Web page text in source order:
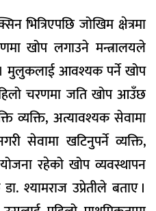
भित्रिएपछि जोखिम क्षेत्रमा
खोप लगाउने मन्त्रालयले
। मुलुकलाई आवश्यक पर्ने खोप
चरणमा जति खोप आउँछ
व्यक्ति, अत्यावश्यक सेवामा
सेवामा खटिनुपर्ने व्यक्ति,
रहेको खोप व्यवस्थापन
श्यामराज उप्रेतीले बताए ।